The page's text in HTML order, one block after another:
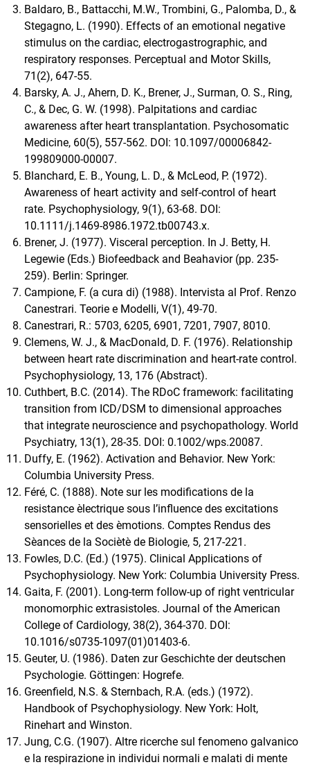
Baldaro, B., Battacchi, M.W., Trombini, G., Palomba, D., &
Stegagno, L. (1990). Effects of an emotional negative
stimulus on the cardiac, electrogastrographic, and
respiratory responses. Perceptual and Motor Skills,
71(2), 647-55.
Barsky, A. J., Ahern, D. K., Brener, J., Surman, O. S., Ring,
C., & Dec, G. W. (1998). Palpitations and cardiac
awareness after heart transplantation. Psychosomatic
Medicine, 60(5), 557-562. DOI: 10.1097/00006842-
199809000-00007.
Blanchard, E. B., Young, L. D., & McLeod, P. (1972).
Awareness of heart activity and self-control of heart
rate. Psychophysiology, 9(1), 63-68. DOI:
10.1111/j.1469-8986.1972.tb00743.x.
Brener, J. (1977). Visceral perception. In J. Betty, H.
Legewie (Eds.) Biofeedback and Beahavior (pp. 235-
259). Berlin: Springer.
Campione, F. (a cura di) (1988). Intervista al Prof. Renzo
Canestrari. Teorie e Modelli, V(1), 49-70.
Canestrari, R.: 5703, 6205, 6901, 7201, 7907, 8010.
Clemens, W. J., & MacDonald, D. F. (1976). Relationship
between heart rate discrimination and heart-rate control.
Psychophysiology, 13, 176 (Abstract).
Cuthbert, B.C. (2014). The RDoC framework: facilitating
transition from ICD/DSM to dimensional approaches
that integrate neuroscience and psychopathology. World
Psychiatry, 13(1), 28-35. DOI: 0.1002/wps.20087.
Duffy, E. (1962). Activation and Behavior. New York:
Columbia University Press.
Féré, C. (1888). Note sur les modifications de la
resistance èlectrique sous l’influence des excitations
sensorielles et des èmotions. Comptes Rendus des
Sèances de la Sociètè de Biologie, 5, 217-221.
Fowles, D.C. (Ed.) (1975). Clinical Applications of
Psychophysiology. New York: Columbia University Press.
Gaita, F. (2001). Long-term follow-up of right ventricular
monomorphic extrasistoles. Journal of the American
College of Cardiology, 38(2), 364-370. DOI:
10.1016/s0735-1097(01)01403-6.
Geuter, U. (1986). Daten zur Geschichte der deutschen
Psychologie. Göttingen: Hogrefe.
Greenfield, N.S. & Sternbach, R.A. (eds.) (1972).
Handbook of Psychophysiology. New York: Holt,
Rinehart and Winston.
Jung, C.G. (1907). Altre ricerche sul fenomeno galvanico
e la respirazione in individui normali e malati di mente